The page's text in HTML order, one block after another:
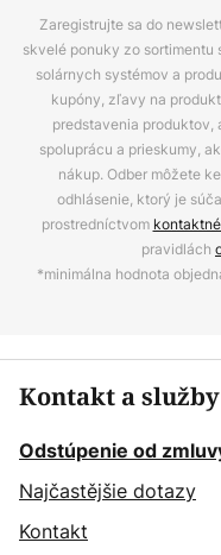
Zaregistrujte sa do
skvelé ponuky zo
solárnych systémov a
kupóny, zľavy na
predstavenia produktov,
spoluprácu a prieskumy,
nákup. Odber môžete
odhlásenie, ktorý je
prostredníctvom
pravidlách
*minimálna hodnota
Kontakt a služby
Odstúpenie od
Najčastějšie dotazy
Kontakt